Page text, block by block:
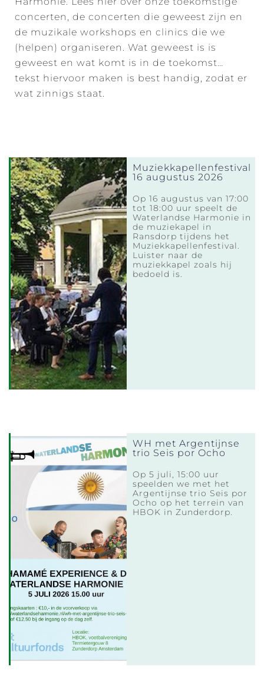
concerten, de concerten die geweest zijn en
de muzikale workshops en clinics die we
(helpen) organiseren. Wat geweest is is
geweest en wat komt is in de toekomst…
tekst hiervoor maken is best handig, zodat er
wat zinnigs staat.
Muziekkapellenfestival
16 augustus 2026
Op 16 augustus van 17:00
tot 18:00 uur speelt de
Waterlandse Harmonie in
de muziekapel in
Ransdorp tijdens het
Muziekkapellenfestival.
Luister naar de
muziekkapel zoals hij
bedoeld is.
WH met Argentijnse
trio Seis por Ocho
Op 5 juli, 15:00 uur
speelden we met het
Argentijnse trio Seis por
Ocho op het terrein van
HBOK in Zunderdorp.